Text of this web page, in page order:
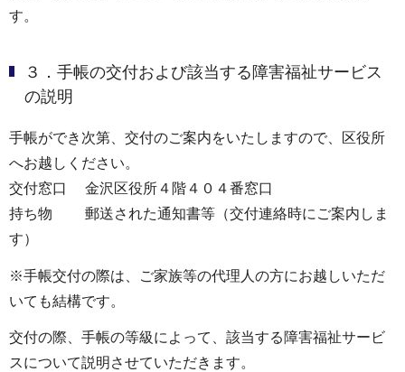
す。
３．手帳の交付および該当する障害福祉サービス
の説明
手帳ができ次第、交付のご案内をいたしますので、区役所
へお越しください。
交付窓口 金沢区役所４階４０４番窓口
持ち物 郵送された通知書等（交付連絡時にご案内しま
す）
※手帳交付の際は、ご家族等の代理人の方にお越しいただ
いても結構です。
交付の際、手帳の等級によって、該当する障害福祉サービ
スについて説明させていただきます。